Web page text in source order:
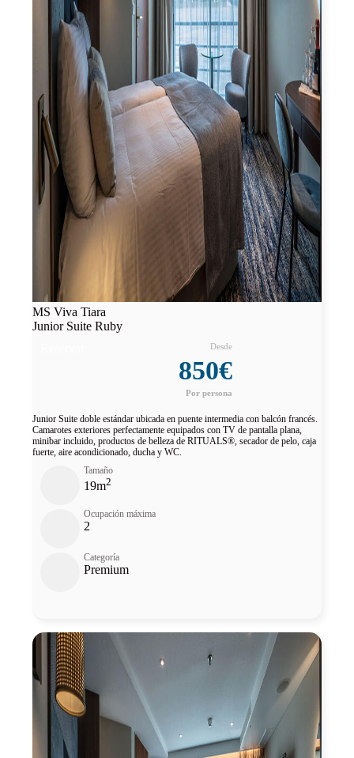
MS Viva Tiara
Junior Suite Ruby
850€
Junior Suite doble estándar ubicada en puente intermedia con balcón francés.
Camarotes exteriores perfectamente equipados con TV de pantalla plana,
minibar incluido, productos de belleza de RITUALS®, secador de pelo, caja
fuerte, aire acondicionado, ducha y WC.
Tamaño
19m2
Ocupación máxima
2
Categoría
Premium